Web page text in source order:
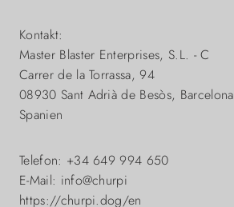
Kontakt:
Master Blaster Enterprises, S.L. - C
Carrer de la Torrassa, 94
08930 Sant Adrià de Besòs, Barcelona
Spanien
Telefon: +34 649 994 650
E-Mail: info@churpi
https://churpi.dog/en